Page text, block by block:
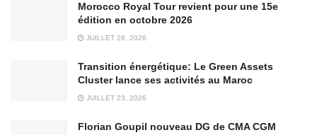
Morocco Royal Tour revient pour une 15e
édition en octobre 2026
JUILLET 28, 2026
Transition énergétique: Le Green Assets
Cluster lance ses activités au Maroc
JUILLET 23, 2026
Florian Goupil nouveau DG de CMA CGM